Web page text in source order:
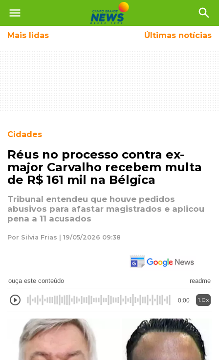
menu search
Mais lidas Últimas notícias
Cidades
Réus no processo contra ex-
major Carvalho recebem multa
de R$ 161 mil na Bélgica
Tribunal entendeu que houve pedidos
abusivos para afastar magistrados e aplicou
pena a 11 acusados
Por Silvia Frias | 19/05/2026 09:38
ouça este conteúdo readme
0:00 1.0x